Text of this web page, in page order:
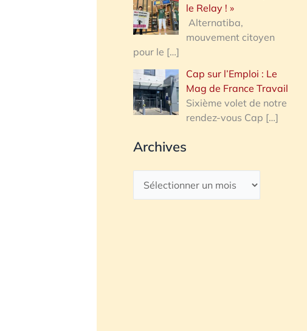
le Relay ! »
Alternatiba,
mouvement citoyen
pour le […]
Cap sur l’Emploi : Le
Mag de France Travail
Sixième volet de notre
rendez-vous Cap […]
Archives